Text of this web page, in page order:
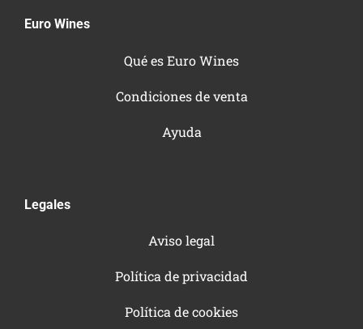
Euro Wines
Qué es Euro Wines
Condiciones de venta
Ayuda
Legales
Aviso legal
Política de privacidad
Política de cookies